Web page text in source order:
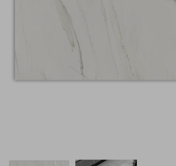
View larger imageView larger image